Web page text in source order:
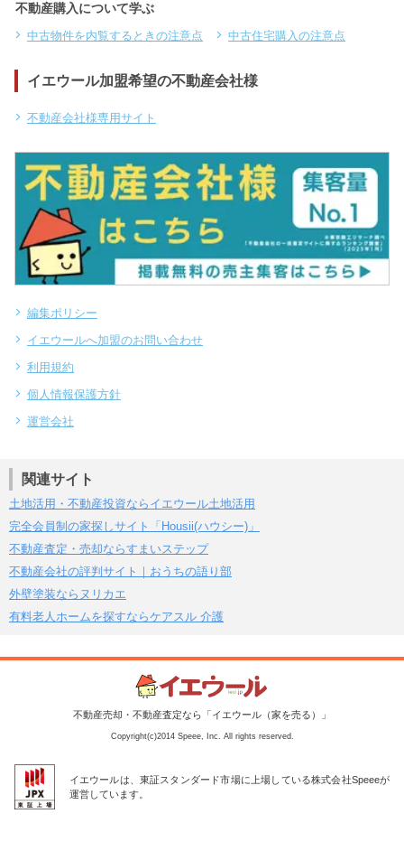
不動産購入について学ぶ
中古物件を内覧するときの注意点 中古住宅購入の注意点
イエウール加盟希望の不動産会社様
不動産会社様専用サイト
編集ポリシー
イエウールへ加盟のお問い合わせ
利用規約
個人情報保護方針
運営会社
関連サイト
土地活用・不動産投資ならイエウール土地活用
完全会員制の家探しサイト「Housii(ハウシー)」
不動産査定・売却ならすまいステップ
不動産会社の評判サイト｜おうちの語り部
外壁塗装ならヌリカエ
有料老人ホームを探すならケアスル 介護
不動産売却・不動産査定なら「イエウール（家を売る）」
Copyright(c)2014 Speee, Inc. All rights reserved.
イエウールは、東証スタンダード市場に上場している株式会社Speeeが
運営しています。